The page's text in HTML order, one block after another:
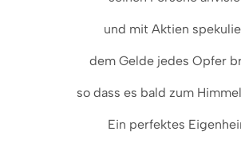
und mit Aktien
dem Gelde jedes Opfer
so dass es bald zum
Ein perfektes